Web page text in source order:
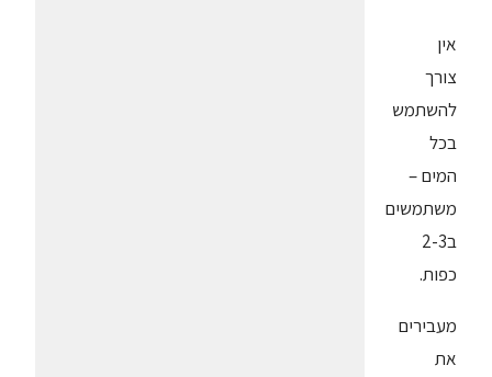
אין
צורך
להשתמש
בכל
המים –
משתמשים
ב2-3
כפות.
מעבירים
את